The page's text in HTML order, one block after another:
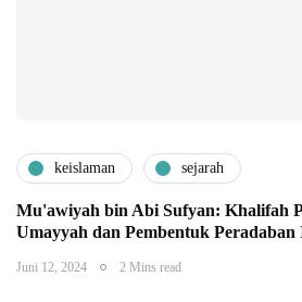
keislaman sejarah
Mu'awiyah bin Abi Sufyan: Khalifah
Umayyah dan Pembentuk Peradaban
Juni 12, 2024 2 Mins read